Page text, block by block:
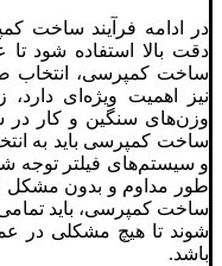
در ادامه فرآیند ساخت
دقت بالا استفاده شود
ساخت کمپرسی، انتخاب
نیز اهمیت ویژه‌ای دارد،
وزن‌های سنگین و کار در
ساخت کمپرسی باید به
و سیستم‌های فیلتر توجه
طور مداوم و بدون مشکل
ساخت کمپرسی، باید
شوند تا هیچ مشکلی در
باشد.